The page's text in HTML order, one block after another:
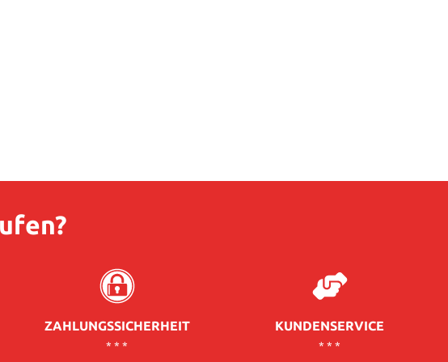
ZAHLUNGSSICHERHEIT
* * *
KUNDENSERVICE
* * *